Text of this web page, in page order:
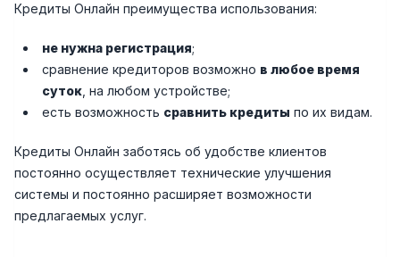
Кредиты Онлайн преимущества использования:
не нужна регистрация;
сравнение кредиторов возможно в любое время
суток , на любом устройстве;
есть возможность сравнить кредиты по их видам.
Кредиты Онлайн заботясь об удобстве клиентов
постоянно осуществляет технические улучшения
системы и постоянно расширяет возможности
предлагаемых услуг.